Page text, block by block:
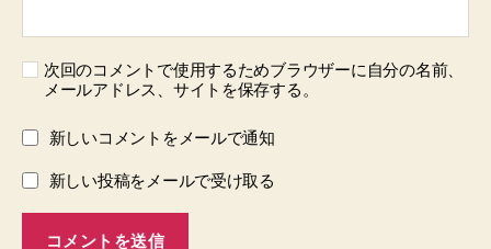
次回のコメントで使用するためブラウザーに自分の名前、
メールアドレス、サイトを保存する。
新しいコメントをメールで通知
新しい投稿をメールで受け取る